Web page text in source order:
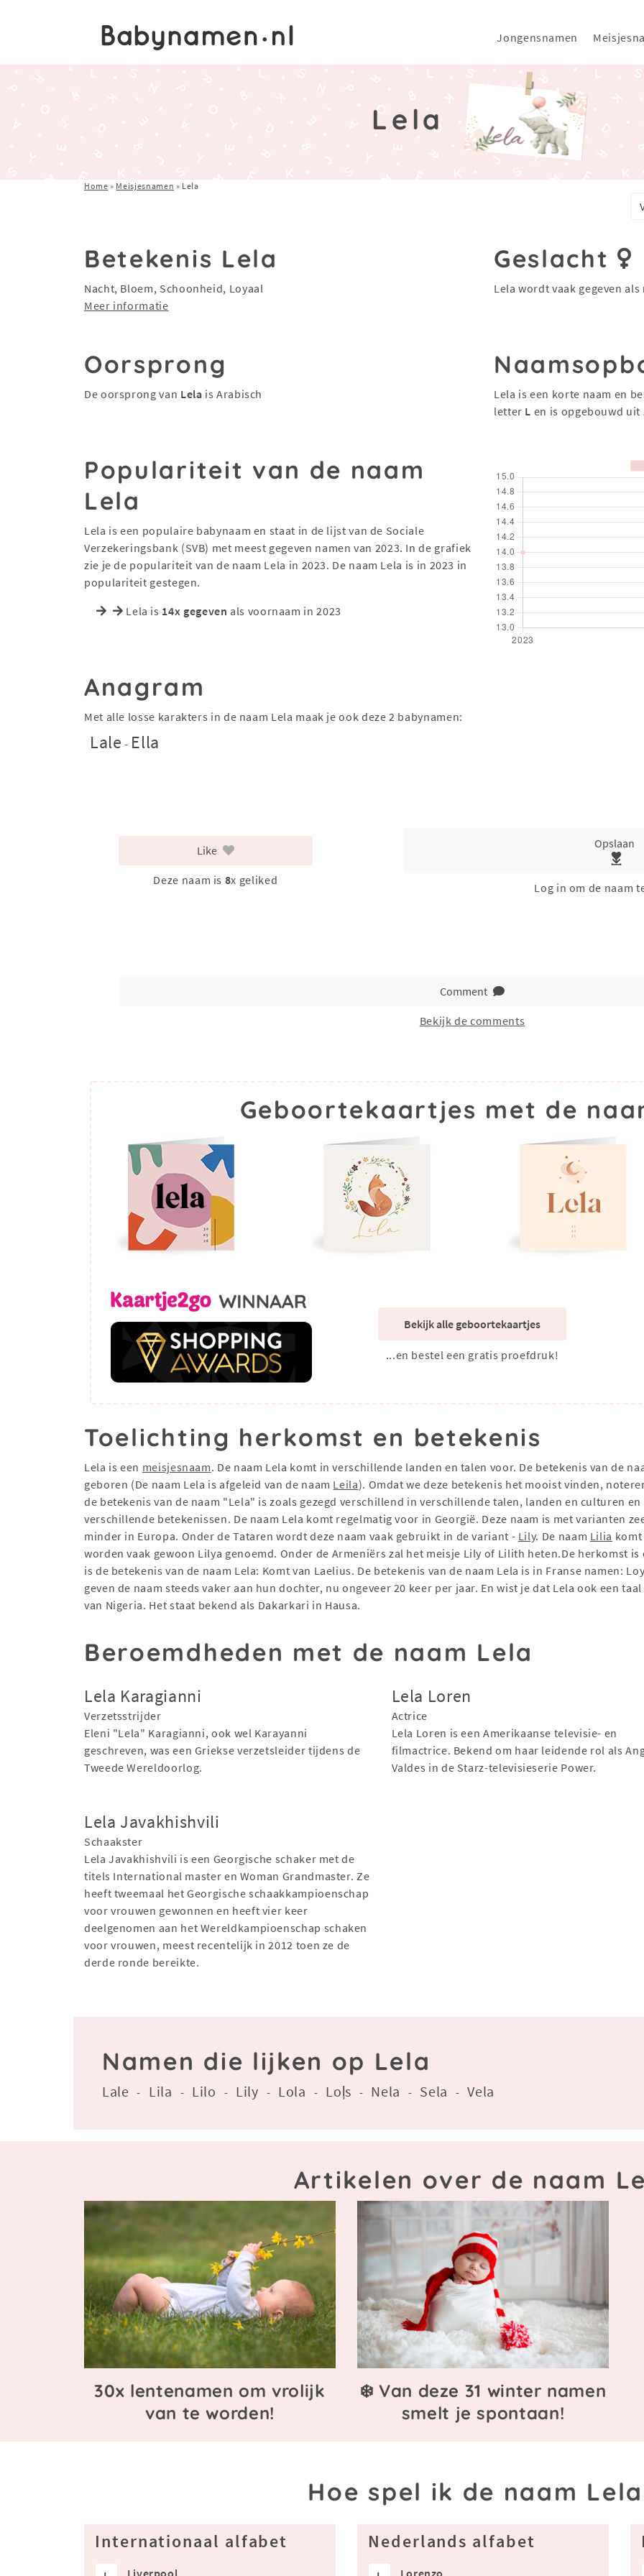
Jongensnamen
Lela
Home » Meisjesnamen » Lela
Betekenis Lela
Nacht, Bloem, Schoonheid, Loyaal
Meer informatie
Geslacht
Lela wordt vaak gegeven als
Oorsprong
De oorsprong van Lela is Arabisch
Lela is een korte naam en
letter L en is opgebouwd uit
Populariteit van de naam
Lela
Lela is een populaire babynaam en staat in de lijst van de Sociale
Verzekeringsbank (SVB) met meest gegeven namen van 2023. In de grafiek
zie je de populariteit van de naam Lela in 2023. De naam Lela is in 2023 in
populariteit gestegen.
Lela is 14x gegeven als voornaam in 2023
Anagram
Met alle losse karakters in de naam Lela maak je ook deze 2 babynamen:
Lale - Ella
Like
Deze naam is 8x geliked
Opslaan
Log in om de naam
Comment
Bekijk de comments
Geboortekaartjes met de
Bekijk alle geboortekaartjes
...en bestel een gratis proefdruk!
Toelichting herkomst en betekenis
Lela is een meisjesnaam. De naam Lela komt in verschillende landen en talen voor. De betekenis van de
geboren (De naam Lela is afgeleid van de naam Leila). Omdat we deze betekenis het mooist vinden,
de betekenis van de naam "Lela" is zoals gezegd verschillend in verschillende talen, landen en culturen
verschillende betekenissen. De naam Lela komt regelmatig voor in Georgië. Deze naam is met varianten
minder in Europa. Onder de Tataren wordt deze naam vaak gebruikt in de variant - Lily. De naam Lilia
worden vaak gewoon Lilya genoemd. Onder de Armeniërs zal het meisje Lily of Lilith heten.De herkomst
is de betekenis van de naam Lela: Komt van Laelius. De betekenis van de naam Lela is in Franse namen:
geven de naam steeds vaker aan hun dochter, nu ongeveer 20 keer per jaar. En wist je dat Lela ook een
van Nigeria. Het staat bekend als Dakarkari in Hausa.
Beroemdheden met de naam Lela
Lela Karagianni
Verzetsstrijder
Eleni "Lela" Karagianni, ook wel Karayanni
geschreven, was een Griekse verzetsleider tijdens de
Tweede Wereldoorlog.
Lela Loren
Actrice
Lela Loren is een Amerikaanse televisie- en
filmactrice. Bekend om haar leidende rol als
Valdes in de Starz-televisieserie Power.
Lela Javakhishvili
Schaakster
Lela Javakhishvili is een Georgische schaker met de
titels International master en Woman Grandmaster. Ze
heeft tweemaal het Georgische schaakkampioenschap
voor vrouwen gewonnen en heeft vier keer
deelgenomen aan het Wereldkampioenschap schaken
voor vrouwen, meest recentelijk in 2012 toen ze de
derde ronde bereikte.
Namen die lijken op Lela
Lale - Lila - Lilo - Lily - Lola - Loļs - Nela - Sela -Vela
Artikelen over de naam
30x lentenamen om vrolijk
van te worden!
❄️ Van deze 31 winter namen
smelt je spontaan!
Hoe spel ik de naam
Internationaal alfabet
Liverpool
Nederlands alfabet
Lorenzo